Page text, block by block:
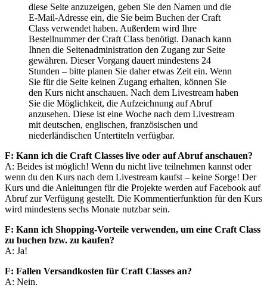
diese Seite anzuzeigen, geben Sie den Namen und die
E-Mail-Adresse ein, die Sie beim Buchen der Craft
Class verwendet haben. Außerdem wird Ihre
Bestellnummer der Craft Class benötigt. Danach kann
Ihnen die Seitenadministration den Zugang zur Seite
gewähren. Dieser Vorgang dauert mindestens 24
Stunden – bitte planen Sie daher etwas Zeit ein. Wenn
Sie für die Seite keinen Zugang erhalten, können Sie
den Kurs nicht anschauen. Nach dem Livestream haben
Sie die Möglichkeit, die Aufzeichnung auf Abruf
anzusehen. Diese ist eine Woche nach dem Livestream
mit deutschen, englischen, französischen und
niederländischen Untertiteln verfügbar.
F: Kann ich die Craft Classes live oder auf Abruf anschauen?
A: Beides ist möglich! Wenn du nicht live teilnehmen kannst oder
wenn du den Kurs nach dem Livestream kaufst – keine Sorge! Der
Kurs und die Anleitungen für die Projekte werden auf Facebook auf
Abruf zur Verfügung gestellt. Die Kommentierfunktion für den Kurs
wird mindestens sechs Monate nutzbar sein.
F: Kann ich Shopping-Vorteile verwenden, um eine Craft Class
zu buchen bzw. zu kaufen?
A: Ja!
F: Fallen Versandkosten für Craft Classes an?
A: Nein.